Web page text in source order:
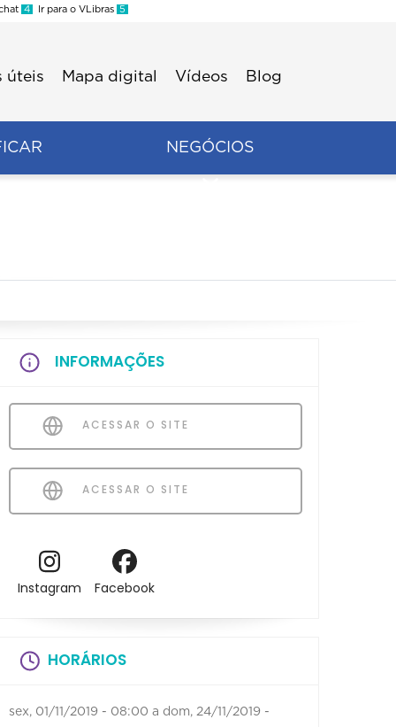
4 Ir para o VLibras 5
úteis Mapa digital Vídeos Blog
NEGÓCIOS
INFORMAÇÕES
ACESSAR O SITE
ACESSAR O SITE
Instagram Facebook
HORÁRIOS
sex, 01/11/2019 - 08:00 a dom, 24/11/2019 -